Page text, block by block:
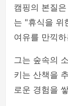
캠핑의 본질
는 "휴식을 위
여유를 만끽
그는 숲속의
키는 산책을
로운 경험을